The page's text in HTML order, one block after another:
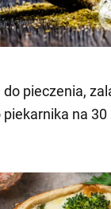
do pieczenia,
na